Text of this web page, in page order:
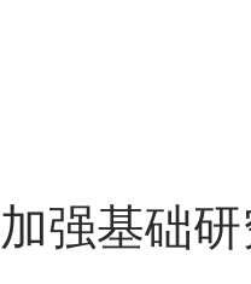
强基础